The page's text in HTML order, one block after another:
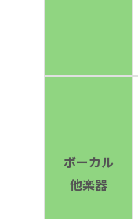
ボーカル
他楽器